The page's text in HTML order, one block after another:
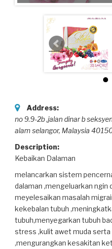
Address:
no 9.9-2b ,jalan dinar b
alam selangor, Malaysia
Description:
Kebaikan Dalaman
melancarkan sistem
dalaman ,mengeluarkan ngin
meyelesaikan masalah
kekebalan tubuh
tubuh,menyegarkan tubuh
stress ,kulit awet muda
,mengurangkan kesakitan